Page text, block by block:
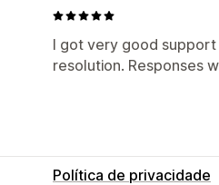
I got very good
resolution. Responses
Política de privacidade